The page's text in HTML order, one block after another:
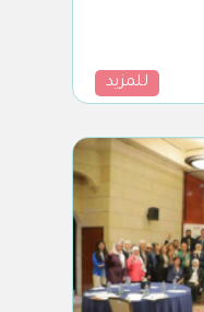
للمزيد